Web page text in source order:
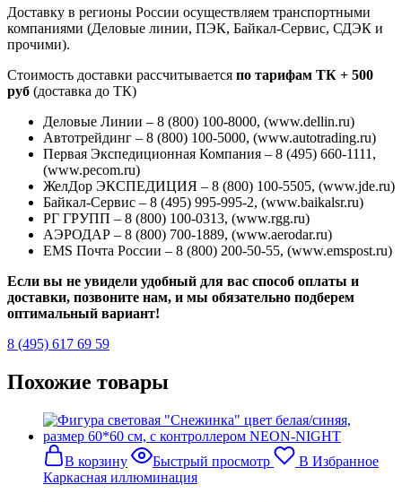
Доставку в регионы России осуществляем транспортными
компаниями (Деловые линии, ПЭК, Байкал-Сервис, СДЭК и
прочими).
Стоимость доставки рассчитывается по тарифам ТК + 500
руб (доставка до ТК)
Деловые Линии – 8 (800) 100-8000, (www.dellin.ru)
Автотрейдинг – 8 (800) 100-5000, (www.autotrading.ru)
Первая Экспедиционная Компания – 8 (495) 660-1111,
(www.pecom.ru)
ЖелДор ЭКСПЕДИЦИЯ – 8 (800) 100-5505, (www.jde.ru)
Байкал-Сервис – 8 (495) 995-995-2, (www.baikalsr.ru)
РГ ГРУПП – 8 (800) 100-0313, (www.rgg.ru)
АЭРОДАР – 8 (800) 700-1889, (www.aerodar.ru)
EMS Почта России – 8 (800) 200-50-55, (www.emspost.ru)
Если вы не увидели удобный для вас способ оплаты и
доставки, позвоните нам, и мы обязательно подберем
оптимальный вариант!
8 (495) 617 69 59
Похожие товары
В корзину Быстрый просмотр
В Избранное
Каркасная иллюминация